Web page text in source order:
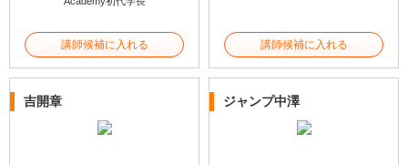
講師候補に入れる 講師候補に入れる
吉開章 ジャンプ中澤